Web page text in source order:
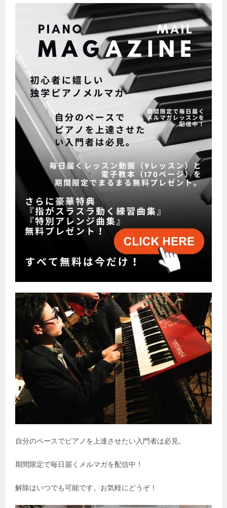
自分のペースでピアノを上達させたい入門者は必見。
期間限定で毎日届くメルマガを配信中！
解除はいつでも可能です。お気軽にどうぞ！